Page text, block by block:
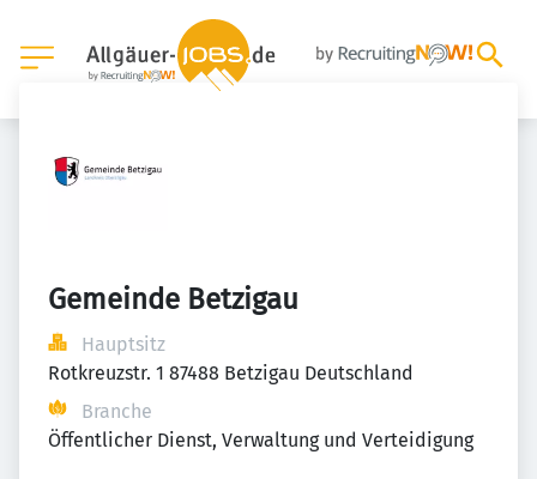
Gemeinde Betzigau
Hauptsitz
Rotkreuzstr. 1 87488 Betzigau Deutschland
Branche
Öffentlicher Dienst, Verwaltung und Verteidigung